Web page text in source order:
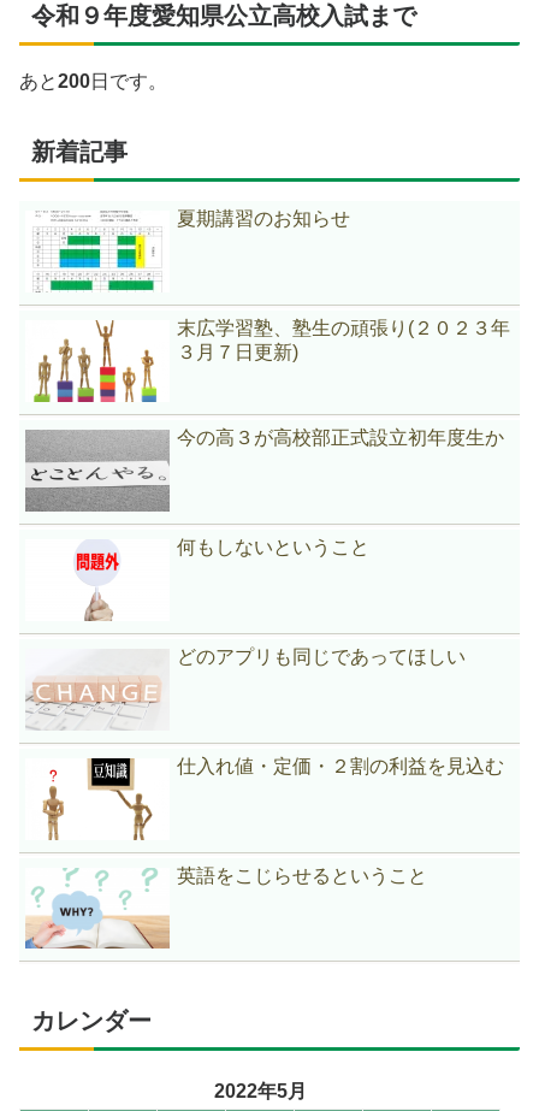
令和９年度愛知県公立高校入試まで
あと200日です。
新着記事
夏期講習のお知らせ
末広学習塾、塾生の頑張り(２０２３年
３月７日更新)
今の高３が高校部正式設立初年度生か
何もしないということ
どのアプリも同じであってほしい
仕入れ値・定価・２割の利益を見込む
英語をこじらせるということ
カレンダー
2022年5月